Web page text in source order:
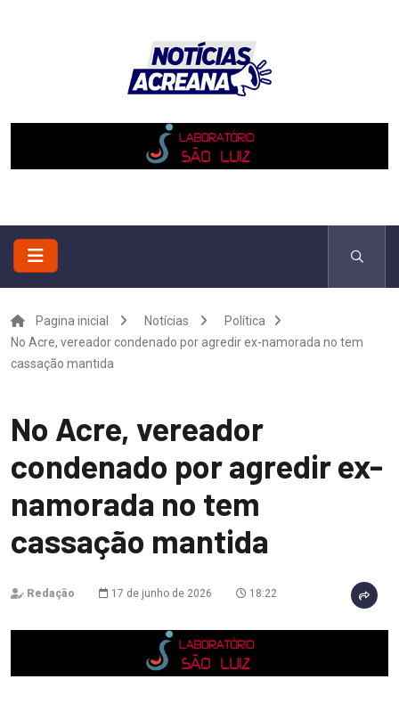
Pagina inicial Notícias
Política
No Acre, vereador condenado por agredir ex-namorada no tem
cassação mantida
No Acre, vereador
condenado por agredir ex-
namorada no tem
cassação mantida
Redação 17 de junho de 2026 18:22